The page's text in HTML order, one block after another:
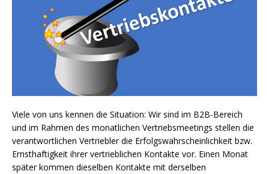
Viele von uns kennen die Situation: Wir sind im B2B-Bereich
und im Rahmen des monatlichen Vertriebsmeetings stellen die
verantwortlichen Vertriebler die Erfolgswahrscheinlichkeit bzw.
Ernsthaftigkeit ihrer vertrieblichen Kontakte vor. Einen Monat
später kommen dieselben Kontakte mit derselben